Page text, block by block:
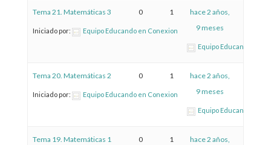
Tema 21. Matemáticas 3
Iniciado por: Equipo Educando en Conexion
0 1
hace 2 años,
9 meses
Equipo Educando en
Tema 20. Matemáticas 2
Iniciado por: Equipo Educando en Conexion
0 1
hace 2 años,
9 meses
Equipo Educando en
Tema 19. Matemáticas 1 0 1
hace 2 años,